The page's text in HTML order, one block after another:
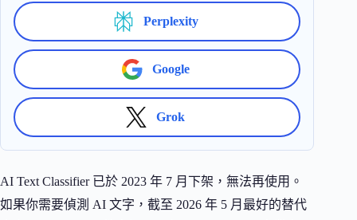
Perplexity
Google
Grok
AI Text Classifier 已於 2023 年 7 月下架，無法再使用。
如果你需要偵測 AI 文字，截至 2026 年 5 月最好的替代